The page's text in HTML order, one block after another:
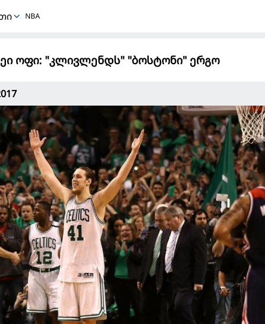
NBA
ოფი: "კლივლენდს" "ბოსტონი" ერგო